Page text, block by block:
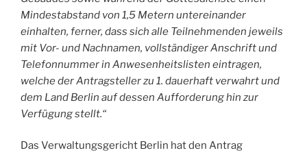
Mindestabstand von 1,5 Metern untereinander
einhalten, ferner, dass sich alle Teilnehmenden jeweils
mit Vor- und Nachnamen, vollständiger Anschrift und
Telefonnummer in Anwesenheitslisten eintragen,
welche der Antragsteller zu 1. dauerhaft verwahrt und
dem Land Berlin auf dessen Aufforderung hin zur
Verfügung stellt.“
Das Verwaltungsgericht Berlin hat den Antrag